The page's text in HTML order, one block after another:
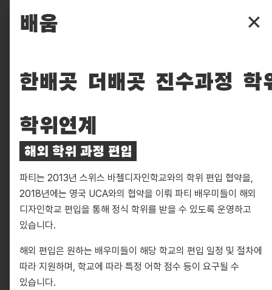
파주타이포그라피배곳
배움
입학
후원
찾아보기
실천
피읖
배움 ✕
한배곳 더배곳 진수과정 학
학위연계
해외 학위 과정 편입
파티는 2013년 스위스 바젤디자인학교와의 학위 편입 협약을,
2018년에는 영국 UCA와의 협약을 이뤄 파티 배우미들이 해외
디자인학교 편입을 통해 정식 학위를 받을 수 있도록 운영하고
있습니다.
해외 편입은 원하는 배우미들이 해당 학교의 편입 일정 및 절차에
따라 지원하며, 학교에 따라 특정 어학 점수 등이 요구될 수
있습니다.